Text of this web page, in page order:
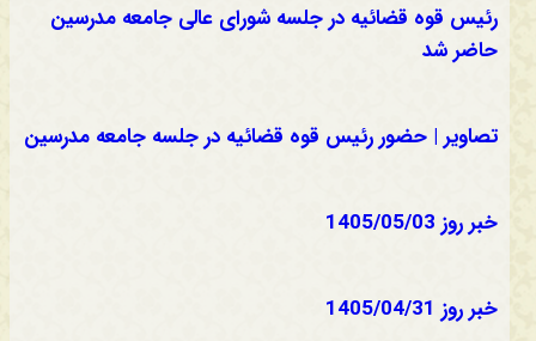
رئیس قوه قضائیه در جلسه شورای عالی جامعه مدرسین
حاضر شد
تصاویر | حضور رئیس قوه قضائیه در جلسه جامعه مدرسین
خبر روز 1405/05/03
خبر روز 1405/04/31